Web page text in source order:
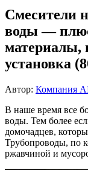
Смесители
воды —
материалы,
установка
Автор: Компания
В наше время все
воды. Тем более
домочадцев,
Трубопроводы, по
ржавчиной и